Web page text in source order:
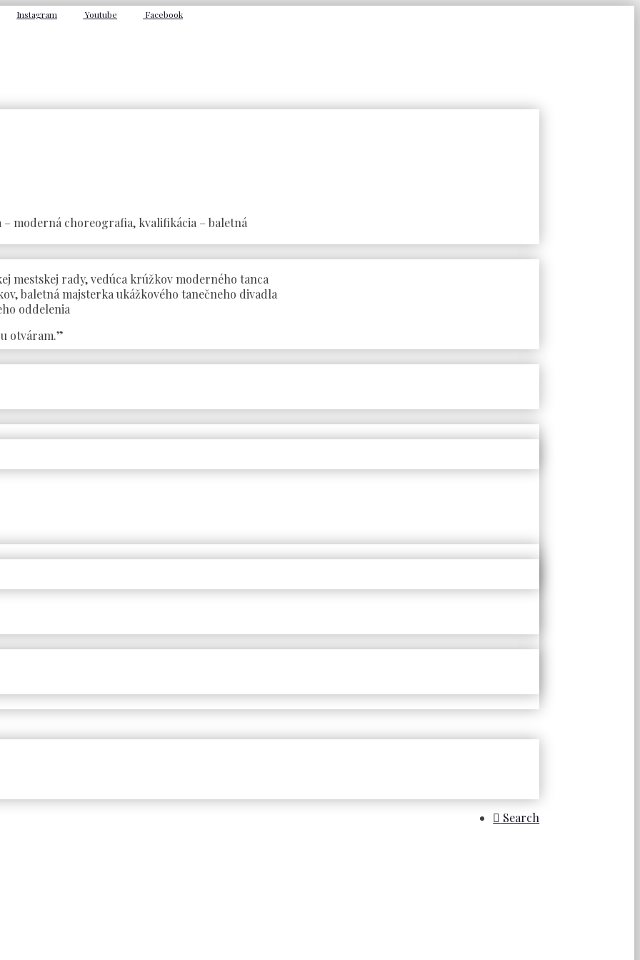
Instagram Youtube Facebook
Search
– moderná choreografia, kvalifikácia – baletná
mestskej rady, vedúca krúžkov moderného tanca
baletná majsterka ukážkového tanečneho divadla
oddelenia
otváram.”